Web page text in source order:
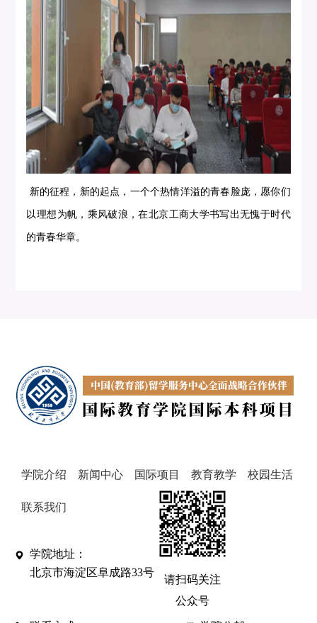
新的征程，新的起点，一个个热情洋溢的青春脸庞，愿你们
以理想为帆，乘风破浪，在北京工商大学书写出无愧于时代
的青春华章。
学院介绍 新闻中心 国际项目 教育教学 校园生活
联系我们
学院地址：
北京市海淀区阜成路33号
请扫码关注
公众号